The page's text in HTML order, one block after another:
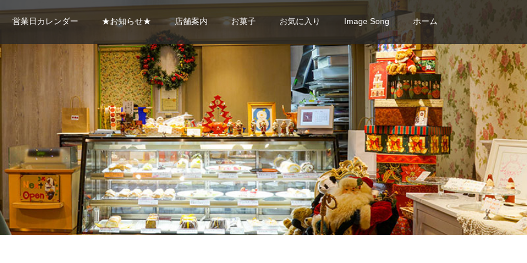
営業日カレンダー ★お知らせ★ 店舗案内 お菓子 お気に入り Image Song ホーム